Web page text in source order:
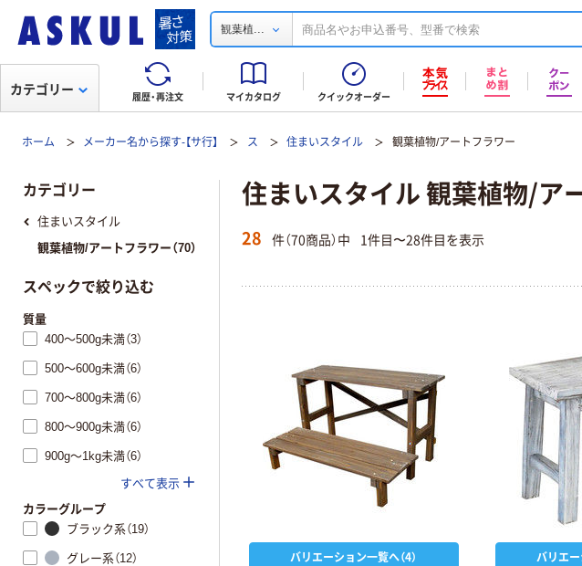
観葉植...
履歴・再注文 マイカタログ クイックオーダー
カテゴリー
ホーム メーカー名から探す-【サ行】 ス 住まいスタイル 観葉植物/アートフラワー
住まいスタイル 観葉植物/ア
28 件（70商品）中 1件目〜28件目を表示
バリエーション一覧へ（4） バリエー
カテゴリー
住まいスタイル
観葉植物/アートフラワー（70）
スペックで絞り込む
質量
400～500g未満（3）
500～600g未満（6）
700～800g未満（6）
800～900g未満（6）
900g～1kg未満（6）
すべて表示
カラーグループ
ブラック系（19）
グレー系（12）